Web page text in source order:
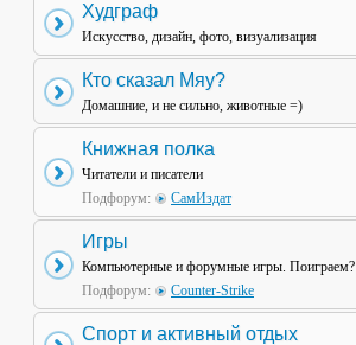
Худграф
Искусство, дизайн, фото, визуализация
Кто сказал Мяу?
Домашние, и не сильно, животные =)
Книжная полка
Читатели и писатели
Подфорум:
СамИздат
Игры
Компьютерные и форумные игры. Поиграем?
Подфорум:
Counter-Strike
Спорт и активный отдых